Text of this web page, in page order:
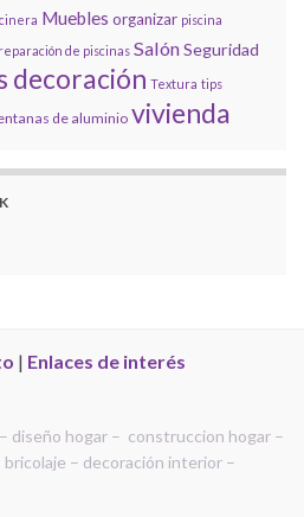
Muebles organizar piscina
reparación de piscinas SalónSeguridad
decoración Textura tips
de aluminiovivienda
| Enlaces de interés
diseño hogar – construccion hogar –
– decoración interior –